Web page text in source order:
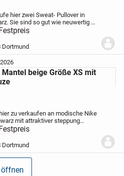
hier zwei Sweat- Pullover in
Sie sind so gut wie neuwertig da
ein bis zweimal getragen wurden.
innen an der Seite habe ich
da sie beim Tragen...
Dortmund
Mantel beige Größe XS mit
zu verkaufen an modische Nike
mit attraktiver steppung
Sie vor Wind und Kälte. Viele
Detail, Der Mantel wurde paar
befindet sich aber in einem
Dortmund